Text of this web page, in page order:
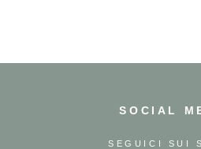
SOCIAL
SEGUICI SUI